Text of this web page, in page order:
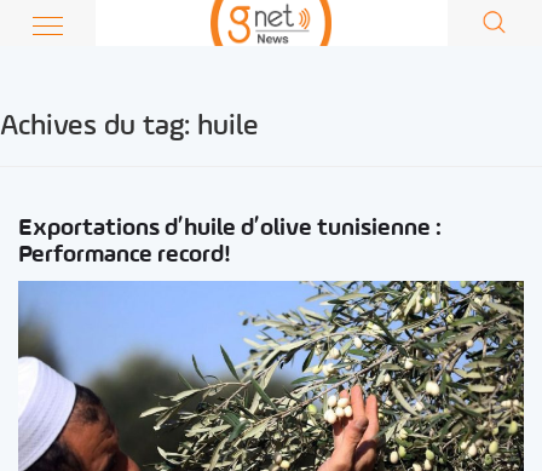
Achives du tag: huile
Exportations d’huile d’olive tunisienne :
Performance record!